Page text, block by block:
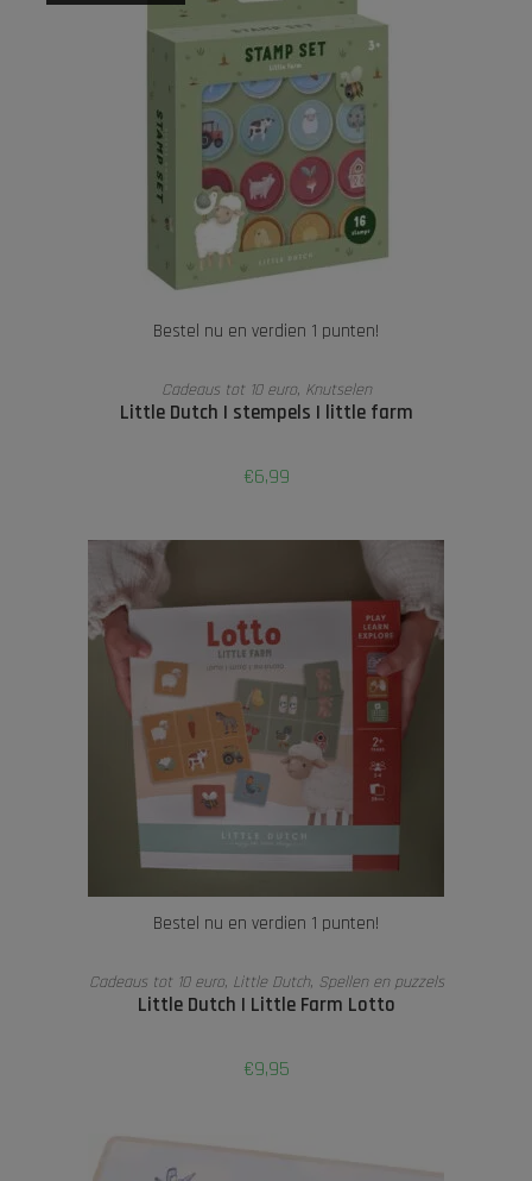
Bestel nu en verdien 1 punten!
LEES VERDER
Cadeaus tot 10 euro, Knutselen
Little Dutch | stempels | little farm
€6,99
Bestel nu en verdien 1 punten!
TOEVOEGEN AAN WINKELWAGEN
Cadeaus tot 10 euro, Little Dutch, Spellen en puzzels
Little Dutch I Little Farm Lotto
€9,95